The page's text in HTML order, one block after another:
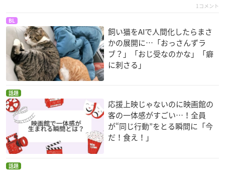
1コメント
BL
飼い猫をAIで人間化したらまさ
かの展開に…「おっさんずラ
ブ？」「おじ受なのかな」「癖
に刺さる」
話題
応援上映じゃないのに映画館の
客の一体感がすごい…！全員
が“同じ行動”をとる瞬間に「今
だ！食え！」
話題